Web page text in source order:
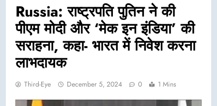
Russia: राष्ट्रपति पुतिन ने की
पीएम मोदी और ‘मेक इन इंडिया’ की
सराहना, कहा- भारत में निवेश करना
लाभदायक
Third-Eye December 5, 2024 0 1 Mins